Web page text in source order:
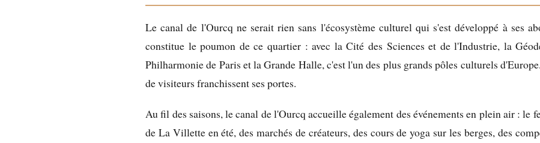
Le canal de l'Ourcq ne serait rien sans l'écosystème culturel qui s'est développé à ses
constitue le poumon de ce quartier : avec la Cité des Sciences et de l'Industrie, la
Philharmonie de Paris et la Grande Halle, c'est l'un des plus grands pôles culturels
de visiteurs franchissent ses portes.
Au fil des saisons, le canal de l'Ourcq accueille également des événements en plein air : le
de La Villette en été, des marchés de créateurs, des cours de yoga sur les berges, des